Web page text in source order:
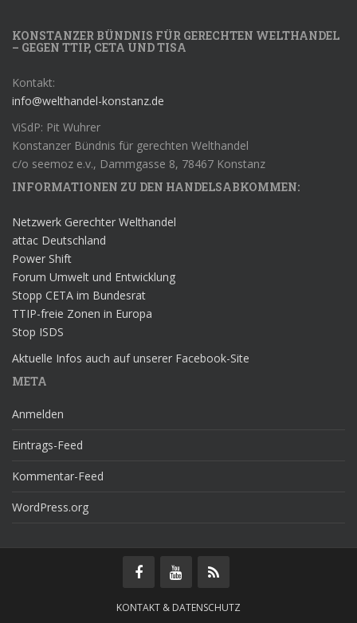
KONSTANZER BÜNDNIS FÜR GERECHTEN WELTHANDEL
– GEGEN TTIP, CETA UND TISA
Kontakt:
info@welthandel-konstanz.de
ViSdP: Pit Wuhrer
Konstanzer Bündnis für gerechten Welthandel
c/o seemoz e.v., Dammgasse 8, 78467 Konstanz
INFORMATIONEN ZU DEN HANDELSABKOMMEN:
Netzwerk Gerechter Welthandel
attac Deutschland
Power Shift
Forum Umwelt und Entwicklung
Stopp CETA im Bundesrat
TTIP-freie Zonen in Europa
Stop ISDS
Aktuelle Infos auch auf unserer Facebook-Site
META
Anmelden
Eintrags-Feed
Kommentar-Feed
WordPress.org
KONTAKT & DATENSCHUTZ